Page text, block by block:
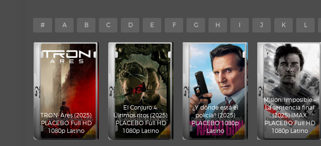
# A B C D E F G H I J K L
TRON: Ares (2025)
PLACEBO Full HD
1080p Latino
El Conjuro 4:
Últimos ritos (2025)
PLACEBO Full HD
1080p Latino
¿Y dónde está el
policía? (2025)
PLACEBO 1080p
Latino
Misión: Imposible –
La sentencia final
(2025) IMAX
PLACEBO Full HD
1080p Latino